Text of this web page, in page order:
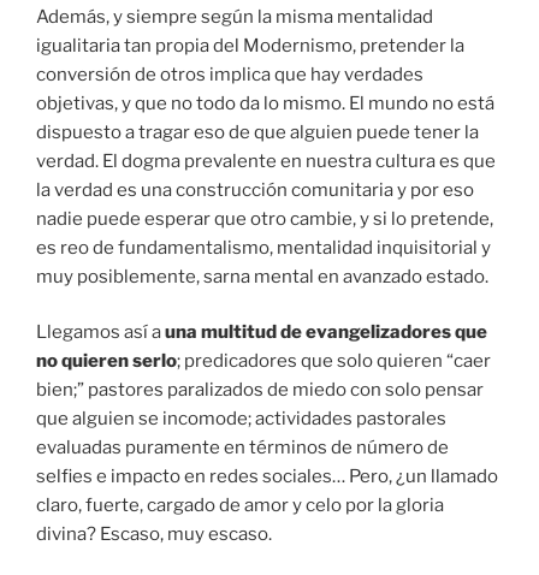
Además, y siempre según la misma mentalidad
igualitaria tan propia del Modernismo, pretender la
conversión de otros implica que hay verdades
objetivas, y que no todo da lo mismo. El mundo no está
dispuesto a tragar eso de que alguien puede tener la
verdad. El dogma prevalente en nuestra cultura es que
la verdad es una construcción comunitaria y por eso
nadie puede esperar que otro cambie, y si lo pretende,
es reo de fundamentalismo, mentalidad inquisitorial y
muy posiblemente, sarna mental en avanzado estado.
Llegamos así auna multitud de evangelizadores que
no quieren serlo; predicadores que solo quieren “caer
bien;” pastores paralizados de miedo con solo pensar
que alguien se incomode; actividades pastorales
evaluadas puramente en términos de número de
selfies e impacto en redes sociales… Pero, ¿un llamado
claro, fuerte, cargado de amor y celo por la gloria
divina? Escaso, muy escaso.